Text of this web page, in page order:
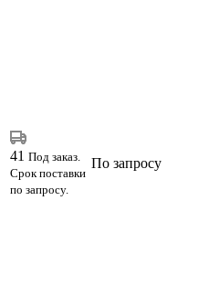
41 Под заказ.
Срок поставки
по запросу.
По запросу